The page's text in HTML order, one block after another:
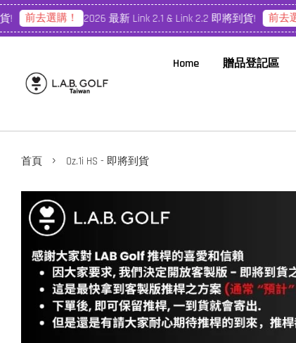
去選購！ 2026 最新 Link 2.1 & Link 2.2 即將到貨! 前去選購！
Home 贈品登記區
首頁 › Oz.1i HS - 即將到貨